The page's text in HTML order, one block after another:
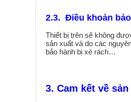
2.3. Điều khoản
Thiết bị trên sẽ không
sản xuất và do các
bảo hành bị xé rách…
3. Cam kết về sản